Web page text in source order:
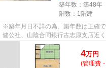
築年数：築48年
階数：1階建
※築年月日不詳の為、築年数は正確ではございませ
健公社、山陰合同銀行古志原支店近く★☆★ スーパーや、ドラッグ
ですし、山陰道へのアクセスも良...
4万円
(管理費